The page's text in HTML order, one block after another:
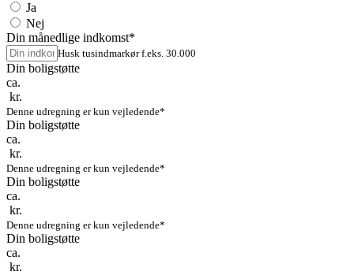
Ja
Nej
Din månedlige indkomst*
Husk tusindmarkør f.eks. 30.000
Din boligstøtte
ca.
kr.
Denne udregning er kun vejledende*
Din boligstøtte
ca.
kr.
Denne udregning er kun vejledende*
Din boligstøtte
ca.
kr.
Denne udregning er kun vejledende*
Din boligstøtte
ca.
kr.